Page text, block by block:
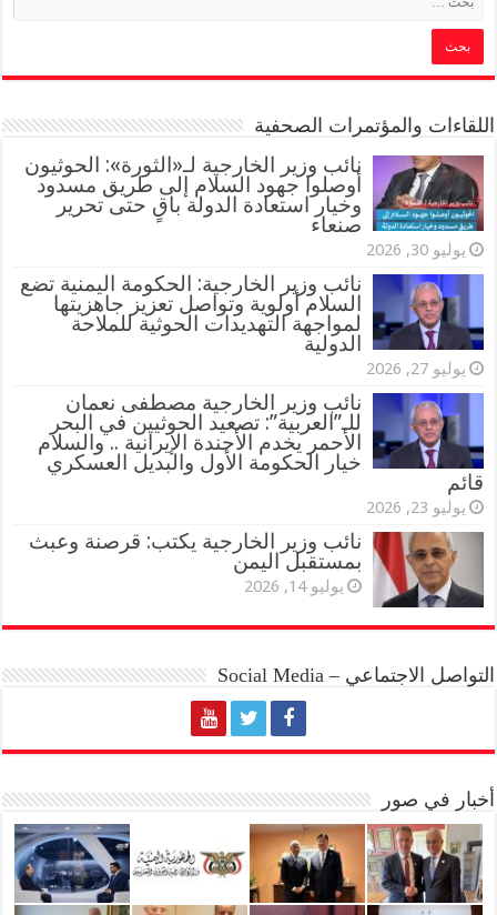
اللقاءات والمؤتمرات الصحفية
‏نائب وزير الخارجية لـ«الثورة»: الحوثيون
أوصلوا جهود السلام إلى طريق مسدود
وخيار استعادة الدولة باقٍ حتى تحرير
صنعاء
يوليو 30, 2026
نائب وزير الخارجية: الحكومة اليمنية تضع
السلام أولوية وتواصل تعزيز جاهزيتها
لمواجهة التهديدات الحوثية للملاحة
الدولية
يوليو 27, 2026
نائب وزير الخارجية مصطفى نعمان
للـ”العربية”: تصعيد الحوثيين في البحر
الأحمر يخدم الأجندة الإيرانية .. والسلام
خيار الحكومة الأول والبديل العسكري
قائم
يوليو 23, 2026
نائب وزير الخارجية يكتب: قرصنة وعبث
بمستقبل اليمن
يوليو 14, 2026
التواصل الاجتماعي – Social Media
أخبار في صور